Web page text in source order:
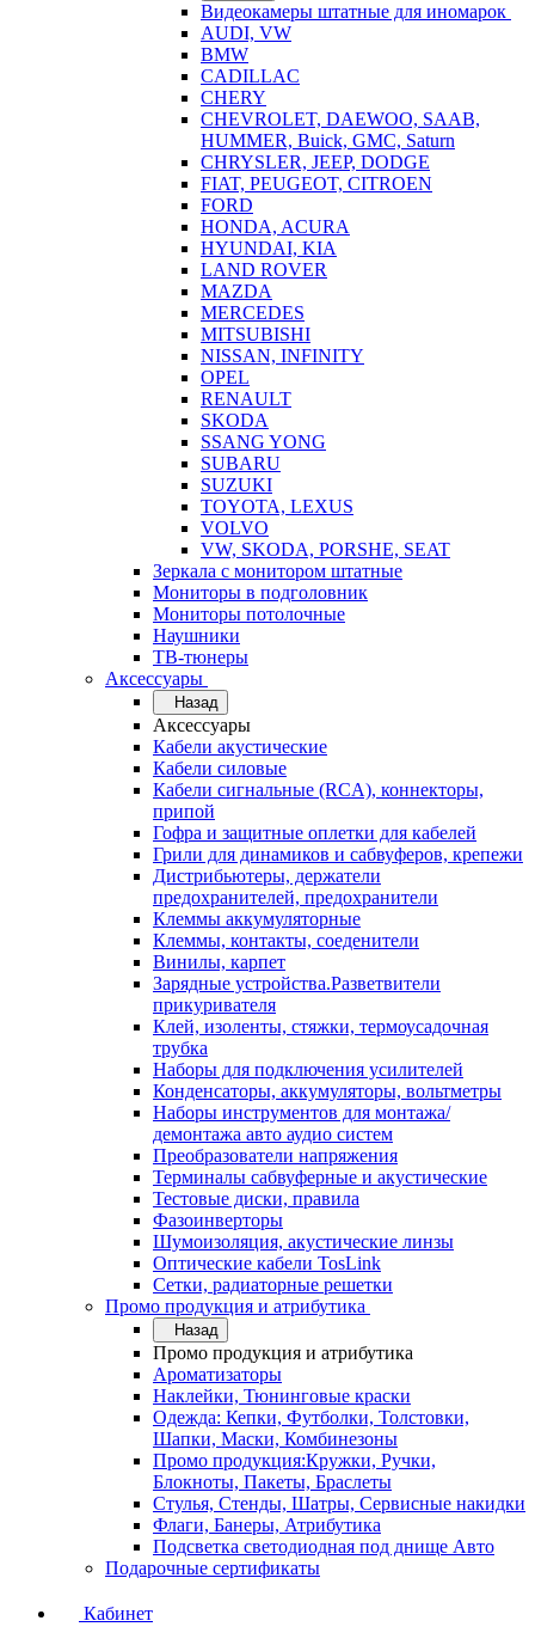
Видеокамеры штатные для иномарок
AUDI, VW
BMW
CADILLAC
CHERY
CHEVROLET, DAEWOO, SAAB,
HUMMER, Buick, GMC, Saturn
CHRYSLER, JEEP, DODGE
FIAT, PEUGEOT, CITROEN
FORD
HONDA, ACURA
HYUNDAI, KIA
LAND ROVER
MAZDA
MERCEDES
MITSUBISHI
NISSAN, INFINITY
OPEL
RENAULT
SKODA
SSANG YONG
SUBARU
SUZUKI
TOYOTA, LEXUS
VOLVO
VW, SKODA, PORSHE, SEAT
Зеркала с монитором штатные
Мониторы в подголовник
Мониторы потолочные
Наушники
ТВ-тюнеры
Аксессуары
Назад
Аксессуары
Кабели акустические
Кабели силовые
Кабели сигнальные (RCA), коннекторы,
припой
Гофра и защитные оплетки для кабелей
Грили для динамиков и сабвуферов, крепежи
Дистрибьютеры, держатели
предохранителей, предохранители
Клеммы аккумуляторные
Клеммы, контакты, соеденители
Винилы, карпет
Зарядные устройства.Разветвители
прикуривателя
Клей, изоленты, стяжки, термоусадочная
трубка
Наборы для подключения усилителей
Конденсаторы, аккумуляторы, вольтметры
Наборы инструментов для монтажа/
демонтажа авто аудио систем
Преобразователи напряжения
Терминалы сабвуферные и акустические
Тестовые диски, правила
Фазоинверторы
Шумоизоляция, акустические линзы
Оптические кабели TosLink
Сетки, радиаторные решетки
Промо продукция и атрибутика
Назад
Промо продукция и атрибутика
Ароматизаторы
Наклейки, Тюнинговые краски
Одежда: Кепки, Футболки, Толстовки,
Шапки, Маски, Комбинезоны
Промо продукция:Кружки, Ручки,
Блокноты, Пакеты, Браслеты
Стулья, Стенды, Шатры, Сервисные накидки
Флаги, Банеры, Атрибутика
Подсветка светодиодная под днище Авто
Подарочные сертификаты
Кабинет